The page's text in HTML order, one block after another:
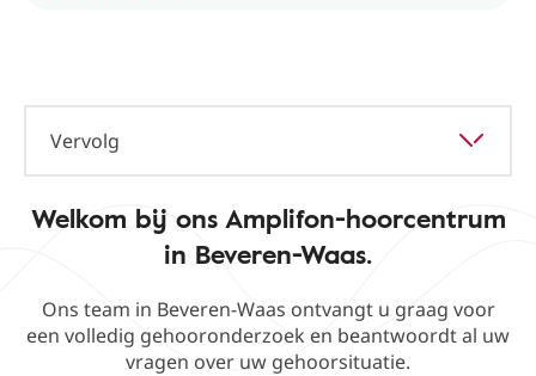
Vervolg
Welkom bij ons Amplifon-hoorcentrum
in Beveren-Waas.
Ons team in Beveren-Waas ontvangt u graag voor
een volledig gehooronderzoek en beantwoordt al uw
vragen over uw gehoorsituatie.